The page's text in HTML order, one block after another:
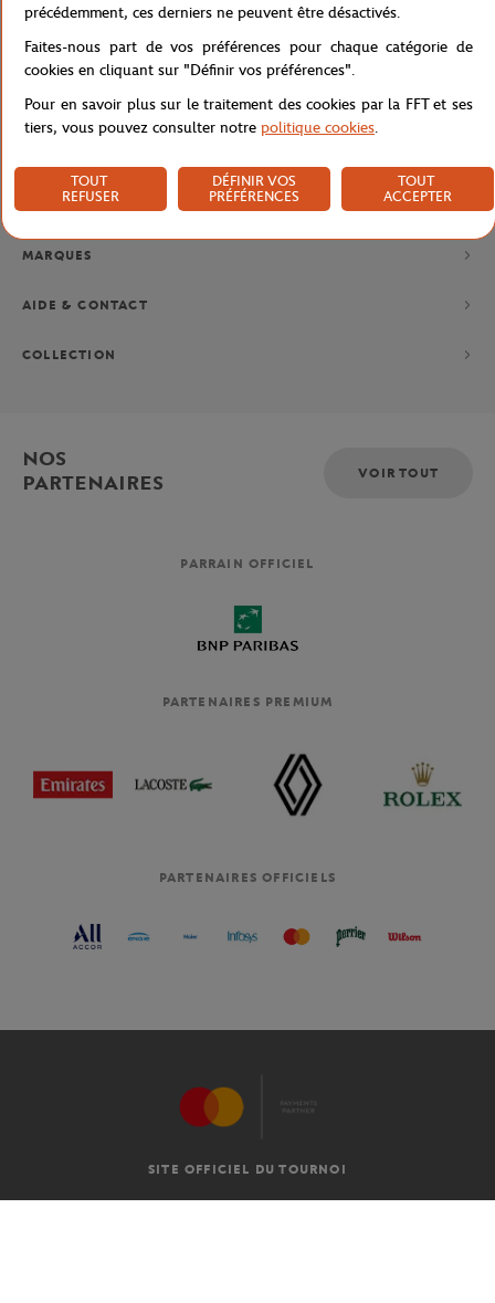
Politique de confidentialité
MARQUES
AIDE & CONTACT
COLLECTION
NOS
PARTENAIRES
VOIR TOUT
PARRAIN OFFICIEL
PARTENAIRES PREMIUM
PARTENAIRES OFFICIELS
SITE OFFICIEL DU TOURNOI
précédemment, ces derniers ne peuvent être désactivés.
Faites-nous part de vos préférences pour chaque catégorie de
cookies en cliquant sur "Définir vos préférences".
Pour en savoir plus sur le traitement des cookies par la FFT et ses
tiers, vous pouvez consulter notre politique cookies.
TOUT
REFUSER
DÉFINIR VOS
PRÉFÉRENCES
TOUT
ACCEPTER